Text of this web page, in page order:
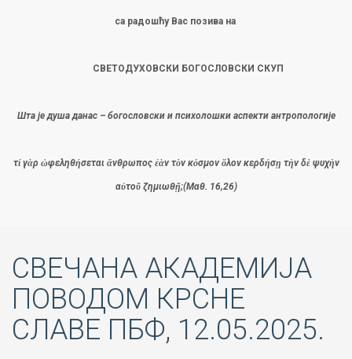
са радошћу Вас позива на
СВЕТОДУХОВСКИ БОГОСЛОВСКИ СКУП
Шта је душа данас – богословски и психолошки аспекти антропологије
τί γὰρ ὠφεληθήσεται ἄνθρωπος ἐὰν τὸν κόσμον ὅλον κερδήσῃ τὴν δὲ ψυχὴν
αὐτοῦ ζημιωθῇ;(Μαθ. 16,26)
СВЕЧАНА АКАДЕМИЈА
ПОВОДОМ КРСНЕ
СЛАВЕ ПБФ, 12.05.2025.